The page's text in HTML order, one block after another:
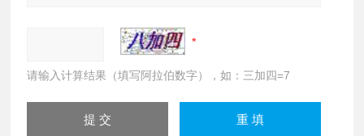
请输入计算结果（填写阿拉伯数字），如：三加四=7